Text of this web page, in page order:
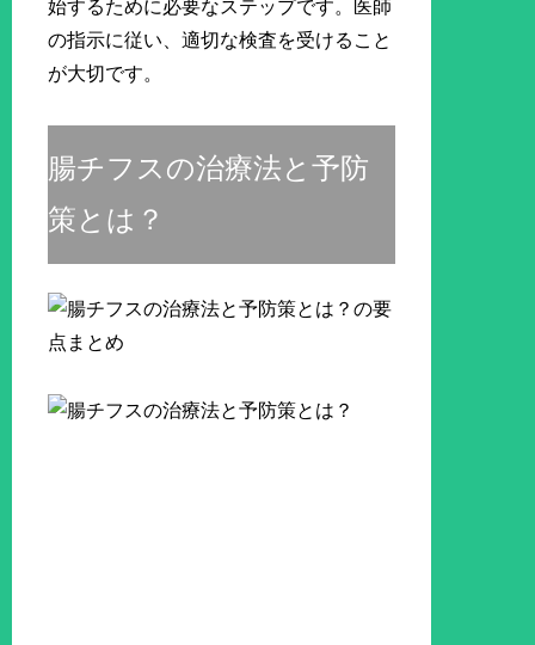
始するために必要なステップです。医師
の指示に従い、適切な検査を受けること
が大切です。
腸チフスの治療法と予防
策とは？